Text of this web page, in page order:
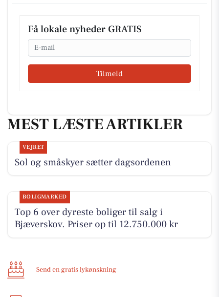
Få lokale nyheder GRATIS
Email
Tilmeld
MEST LÆSTE ARTIKLER
VEJRET
Sol og småskyer sætter dagsordenen
BOLIGMARKED
Top 6 over dyreste boliger til salg i
Bjæverskov. Priser op til 12.750.000 kr
Send en gratis lykønskning